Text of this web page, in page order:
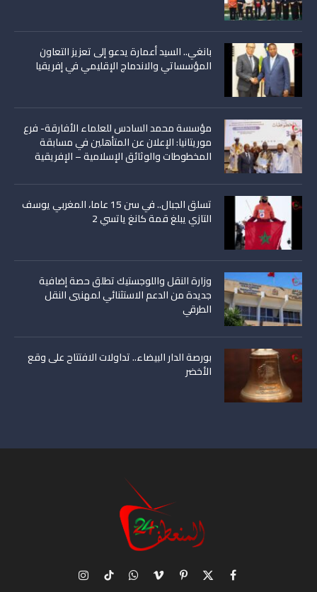
بانغي.. السيد أعمارة يدعو إلى تعزيز التعاون
المؤسساتي والاندماج الإقليمي في إفريقيا
مؤسسة محمد السادس للعلماء الأفارقة- فرع
موريتانيا: الإعلان عن المتأهلين في مسابقة
المخطوطات والوثائق الإسلامية – الإفريقية
تسلق الجبال.. في سن 15 عاما، المغربي يوسف
التازي يبلغ قمة كانغ ياتسي 2
وزارة النقل واللوجستيك تطلق حصة إضافية
جديدة من الدعم الاستثنائي لمهنيي النقل
الطرقي
بورصة الدار البيضاء.. تداولات الافتتاح على وقع
الأخضر
فيسبوك
X
بينتيريستفيميوواتسابتيكتوكالانستغرام